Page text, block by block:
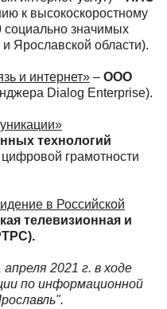
к высокоскоростному
социально значимых
Ярославской области).
и интернет» – ООО
Dialog Enterprise).
технологий
цифровой грамотности
в Российской
телевизионная и
2021 г. в ходе
по информационной